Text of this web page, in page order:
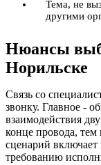
Тема, не
другими
Нюансы
Норильске
Связь со
звонку. Главное -
взаимодействия
конце провода,
сценарий включает
требованию